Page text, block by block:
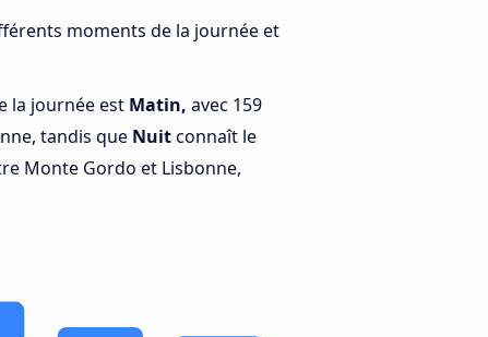
moments de la journée et
la journée est Matin, avec 159
tandis que Nuitconnaît le
Monte Gordo et Lisbonne,